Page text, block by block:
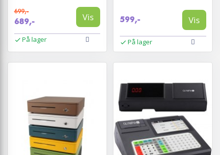
699,-
689,- Vis
På lager
599,- Vis
På lager